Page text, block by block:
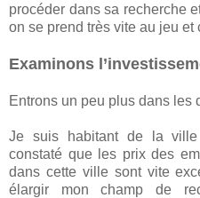
procéder dans sa recherche
on se prend très vite au jeu
Examinons
Entrons un peu plus dans les
Je suis habitant de la
constaté que les prix des
dans cette ville sont vite
élargir mon champ de